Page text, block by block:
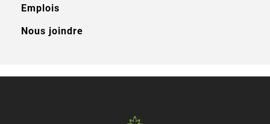
Emplois
Nous joindre